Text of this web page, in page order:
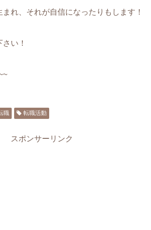
れ、それが自信になったりもします！
い！
職 転職活動
スポンサーリンク